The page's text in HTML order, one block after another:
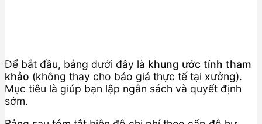
Để bắt đầu, bảng dưới đây là khung ước tính tham
khảo (không thay cho báo giá thực tế tại xưởng).
Mục tiêu là giúp bạn lập ngân sách và quyết định
sớm.